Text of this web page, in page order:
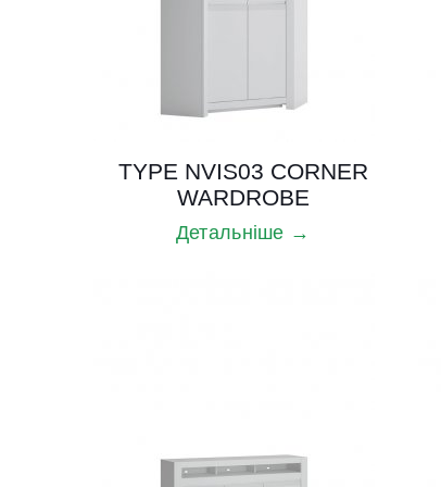
TYPE NVIS03 CORNER
WARDROBE
Детальніше →